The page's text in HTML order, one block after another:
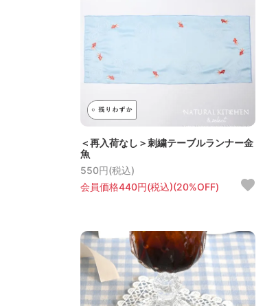
＜再入荷なし＞刺繍テーブルランナー金
魚
550円(税込)
会員価格440円(税込)(20%OFF)